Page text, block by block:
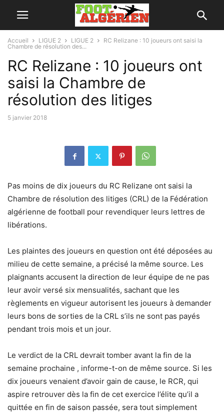
Accueil LIGUE 2 LIGUE 2
RC Relizane : 10 joueurs ont saisi la
Chambre de résolution des...
RC Relizane : 10 joueurs ont
saisi la Chambre de
résolution des litiges
5 janvier 2018
Pas moins de dix joueurs du RC Relizane ont saisi la
Chambre de résolution des litiges (CRL) de la Fédération
algérienne de football pour revendiquer leurs lettres de
libérations.
Les plaintes des joueurs en question ont été déposées au
milieu de cette semaine, a précisé la même source. Les
plaignants accusent la direction de leur équipe de ne pas
leur avoir versé six mensualités, sachant que les
règlements en vigueur autorisent les joueurs à demander
leurs bons de sorties de la CRL s’ils ne sont pas payés
pendant trois mois et un jour.
Le verdict de la CRL devrait tomber avant la fin de la
semaine prochaine , informe-t-on de même source. Si les
dix joueurs venaient d’avoir gain de cause, le RCR, qui
aspire retrouver dès la fin de cet exercice l’élite qu’il a
quittée en fin de saison passée, sera tout simplement